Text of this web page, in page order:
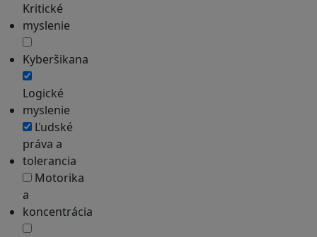
Kritické
myslenie
Kyberšikana
Logické
myslenie
Ľudské
práva a
tolerancia
Motorika
a
koncentrácia